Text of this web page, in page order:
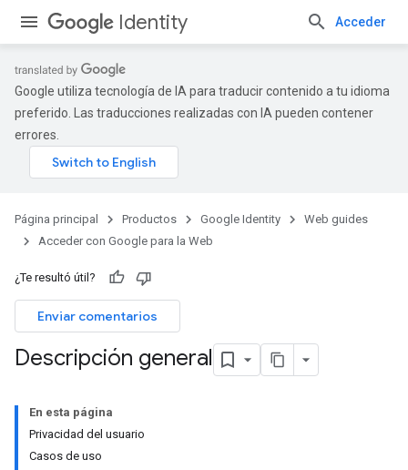
Identity Acceder
Google utiliza tecnología de IA para traducir contenido a tu idioma
preferido. Las traducciones realizadas con IA pueden contener
errores.
Página principal Productos Google Identity
Web guides
Acceder con Google para la Web
¿Te resultó útil?
Enviar comentarios
Descripción general
En esta página
Privacidad del usuario
Casos de uso